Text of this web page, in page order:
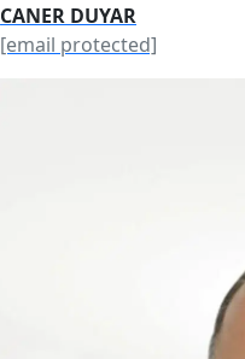
CANER DUYAR
[email protected]